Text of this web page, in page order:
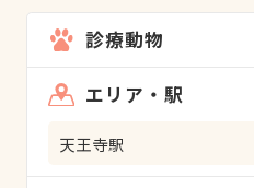
診療動物
エリア・駅
天王寺駅